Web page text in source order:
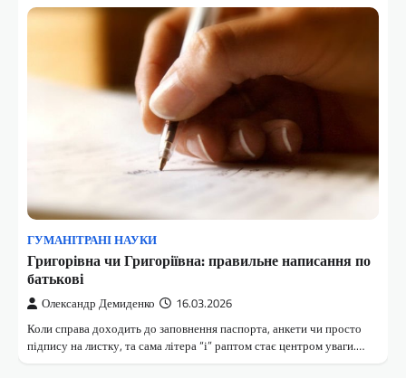
ГУМАНІТРАНІ НАУКИ
Григорівна чи Григоріївна: правильне написання по
батькові
Олександр Демиденко 16.03.2026
Коли справа доходить до заповнення паспорта, анкети чи просто
підпису на листку, та сама літера “і” раптом стає центром уваги.…